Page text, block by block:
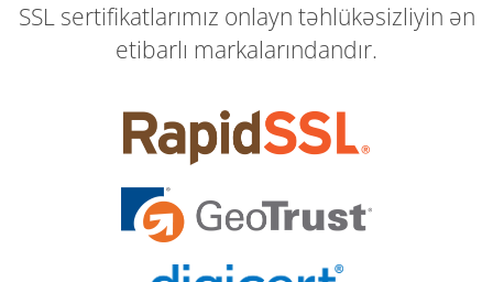
SSL sertifikatlarımız onlayn təhlükəsizliyin ən
etibarlı markalarındandır.